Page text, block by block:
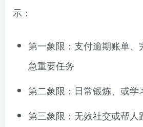
示：
第一象限：支付逾期账单、
急重要任务
第二象限：日常锻炼、或学
第三象限：无效社交或帮人